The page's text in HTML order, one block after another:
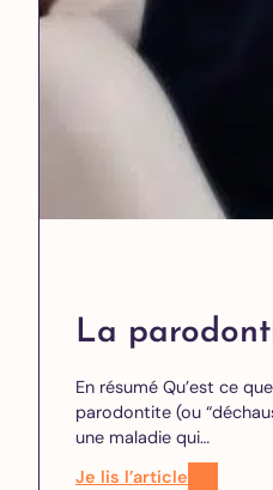
La
En résumé Qu’est ce
parodontite (ou
une maladie qui…
Je lis l’article